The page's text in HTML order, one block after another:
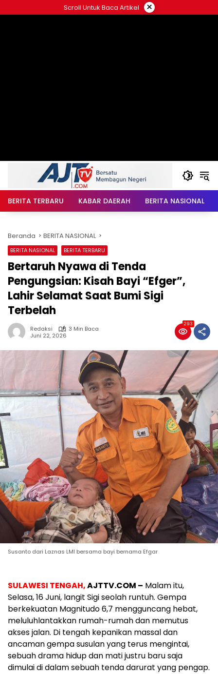
ke
Scroll Untuk Baca Artikel ×
BERITA TERBARU KABAR DAERAH BERITA NASIONAL
Beranda BERITA NASIONAL
BERITA NASIONAL BERITA TERBARU
Bertaruh Nyawa di Tenda
Pengungsian: Kisah Bayi “Efger”,
Lahir Selamat Saat Bumi Sigi
Terbelah
Redaksi
3 Min Baca
Juni 22, 2026
293
Susanto dari Laznas LMI bersama bayi bernama Efgar
SULAWESI TENGAH,AJTTV.COM – Malam itu,
Selasa, 16 Juni, langit Sigi seolah runtuh. Gempa
berkekuatan Magnitudo 6,7 mengguncang hebat,
meluluhlantakkan rumah-rumah dan memutus
akses jalan. Di tengah kepanikan massal dan
ancaman gempa susulan yang terus mengintai,
sebuah drama hidup dan mati justru baru saja
dimulai di dalam sebuah tenda darurat yang pengap.